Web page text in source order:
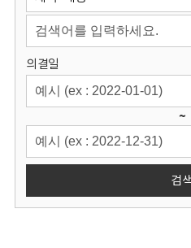
회
의결일
~
검